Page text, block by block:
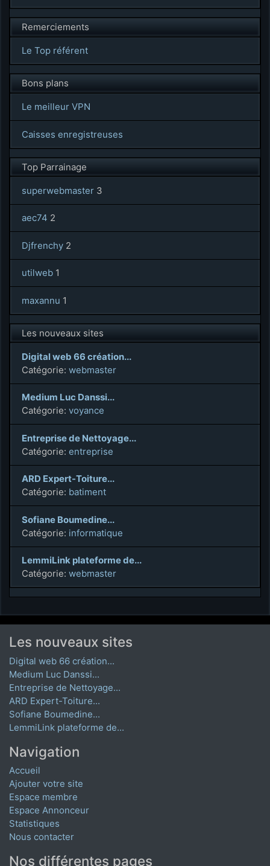
Remerciements
Le Top référent
Bons plans
Le meilleur VPN
Caisses enregistreuses
Top Parrainage
superwebmaster 3
aec74 2
Djfrenchy 2
utilweb 1
maxannu 1
Les nouveaux sites
Digital web 66 création...
Catégorie: webmaster
Medium Luc Danssi...
Catégorie: voyance
Entreprise de Nettoyage...
Catégorie: entreprise
ARD Expert-Toiture...
Catégorie: batiment
Sofiane Boumedine...
Catégorie: informatique
LemmiLink plateforme de...
Catégorie: webmaster
Les nouveaux sites
Digital web 66 création...
Medium Luc Danssi...
Entreprise de Nettoyage...
ARD Expert-Toiture...
Sofiane Boumedine...
LemmiLink plateforme de...
Navigation
Accueil
Ajouter votre site
Espace membre
Espace Annonceur
Statistiques
Nous contacter
Nos différentes pages